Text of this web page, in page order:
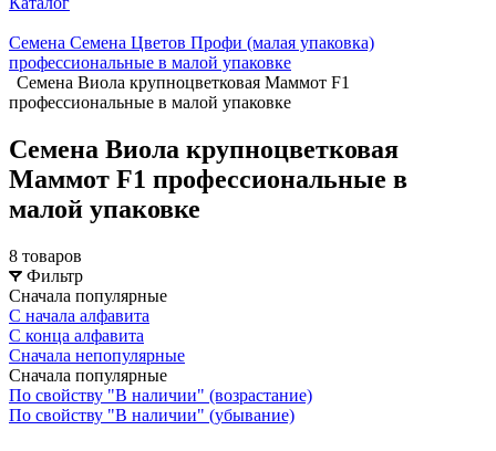
Семена Семена Цветов Профи (малая упаковка)
профессиональные в малой упаковке
Семена Виола крупноцветковая Маммот F1
профессиональные в малой упаковке
Семена Виола крупноцветковая
Маммот F1 профессиональные в
малой упаковке
8 товаров
Фильтр
Сначала популярные
С начала алфавита
С конца алфавита
Сначала непопулярные
Сначала популярные
По свойству "В наличии" (возрастание)
По свойству "В наличии" (убывание)